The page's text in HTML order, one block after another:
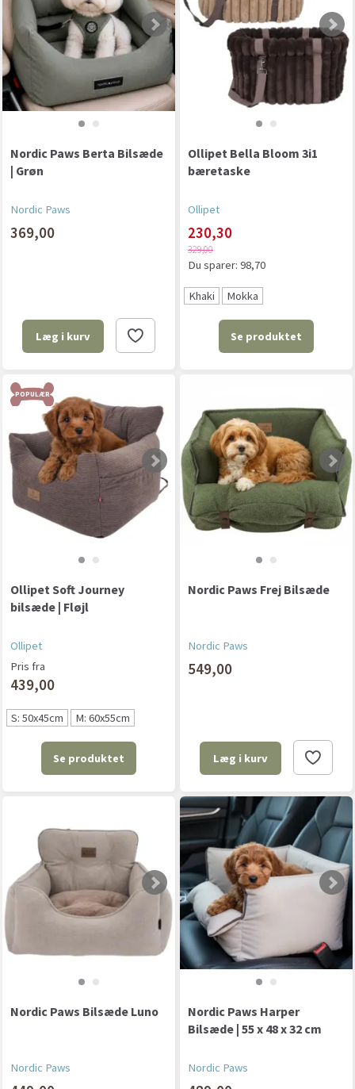
Nordic Paws Berta Bilsæde
| Grøn
Nordic Paws
369,00
Læg i kurv
Ollipet Bella Bloom 3i1
bæretaske
Ollipet
230,30
329,00
Du sparer: 98,70
Khaki Mokka
Se produktet
POPULÆR
Ollipet Soft Journey
bilsæde | Fløjl
Ollipet
Pris fra
439,00
S: 50x45cm M: 60x55cm
Se produktet
Nordic Paws Frej Bilsæde
Nordic Paws
549,00
Læg i kurv
Nordic Paws Bilsæde Luno
Nordic Paws
Nordic Paws Harper
Bilsæde | 55 x 48 x 32 cm
Nordic Paws